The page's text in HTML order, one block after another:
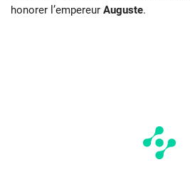
honorer l’empereur Auguste.